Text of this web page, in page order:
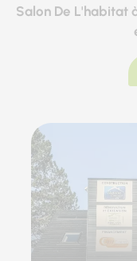
Salon De L'habitat